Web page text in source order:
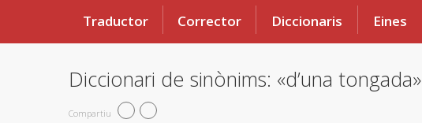
Traductor Corrector Diccionaris Eines
Diccionari de sinònims: «d’una tongada»
Compartiu